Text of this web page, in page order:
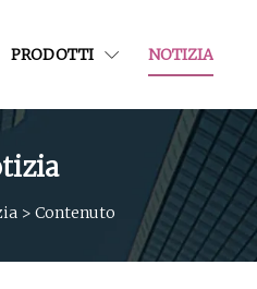
PRODOTTI NOTIZIA
> Contenuto